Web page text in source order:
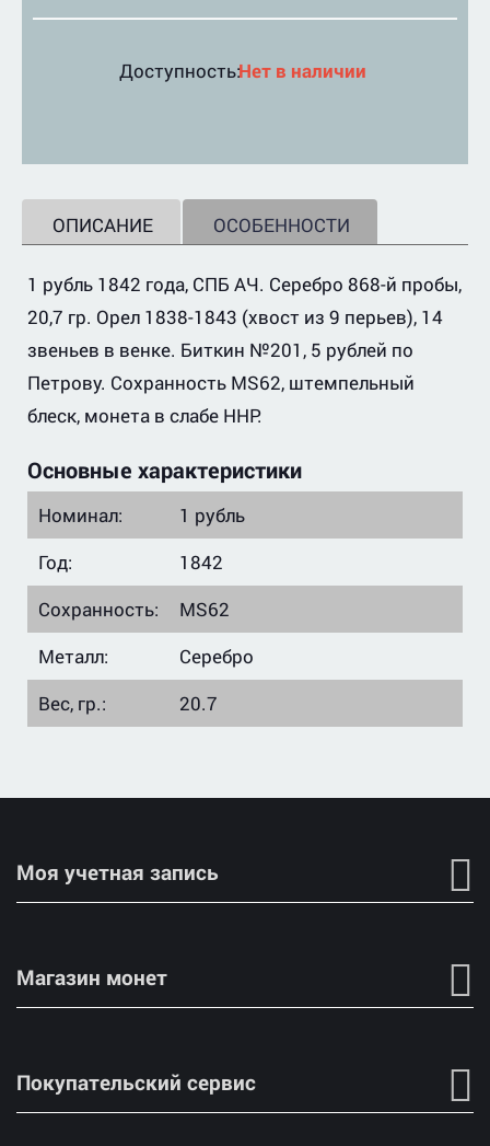
Доступность:Нет в наличии
ОПИСАНИЕ ОСОБЕННОСТИ
1 рубль 1842 года, СПБ АЧ. Серебро 868-й пробы,
20,7 гр. Орел 1838-1843 (хвост из 9 перьев), 14
звеньев в венке. Биткин №201, 5 рублей по
Петрову. Сохранность MS62, штемпельный
блеск, монета в слабе ННР.
Основные характеристики
Номинал:
1 рубль
Год:
1842
Сохранность:
MS62
Металл:
Серебро
Вес, гр.:
20.7
Моя учетная запись
Магазин монет
Покупательский сервис